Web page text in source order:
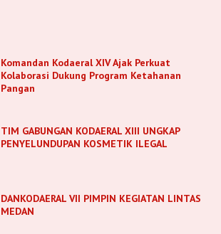
Komandan Kodaeral XIV Ajak Perkuat
Kolaborasi Dukung Program Ketahanan
Pangan
TIM GABUNGAN KODAERAL XIII UNGKAP
PENYELUNDUPAN KOSMETIK ILEGAL
DANKODAERAL VII PIMPIN KEGIATAN LINTAS
MEDAN